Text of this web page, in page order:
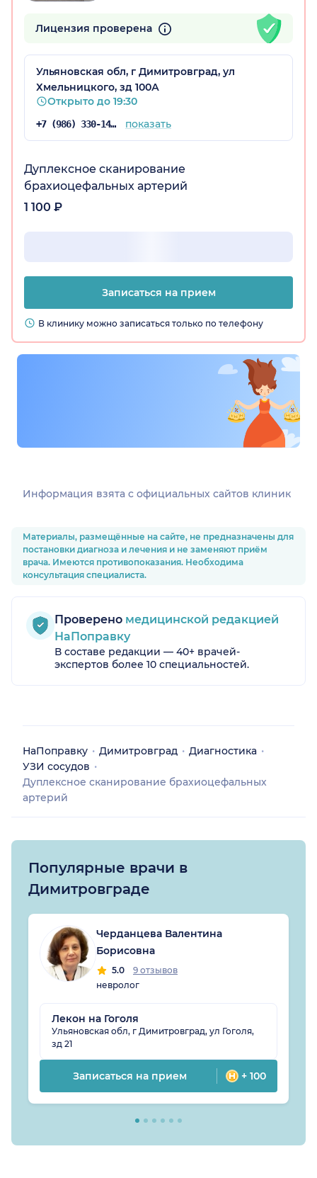
Лицензия проверена
Ульяновская обл, г Димитровград, ул
Хмельницкого, зд 100А
Открыто до 19:30
+7 (986) 330-14-65 показать
Дуплексное сканирование
брахиоцефальных артерий
1 100 ₽
Записаться на прием
В клинику можно записаться только по телефону
Информация взята c официальных сайтов клиник
Материалы, размещённые на сайте, не предназначены для
постановки диагноза и лечения и не заменяют приём
врача. Имеются противопоказания. Необходима
консультация специалиста.
Проверено медицинской редакцией
НаПоправку
В составе редакции — 40+ врачей-
экспертов более 10 специальностей.
НаПоправку Димитровград
Диагностика
УЗИ сосудов
Дуплексное сканирование брахиоцефальных
артерий
Популярные врачи в
Димитровграде
Черданцева Валентина
Борисовна
5.0
9 отзывов
невролог
Лекон на Гоголя
Ульяновская обл, г Димитровград, ул Гоголя,
зд 21
Записаться на прием + 100